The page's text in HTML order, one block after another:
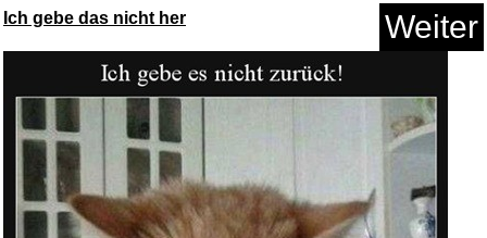
PULaif Runde und quadratische
Anzeige
Ich gebe das nicht her Weiter